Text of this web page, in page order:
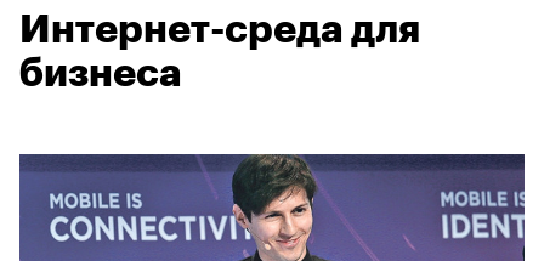
Интернет-среда для
бизнеса